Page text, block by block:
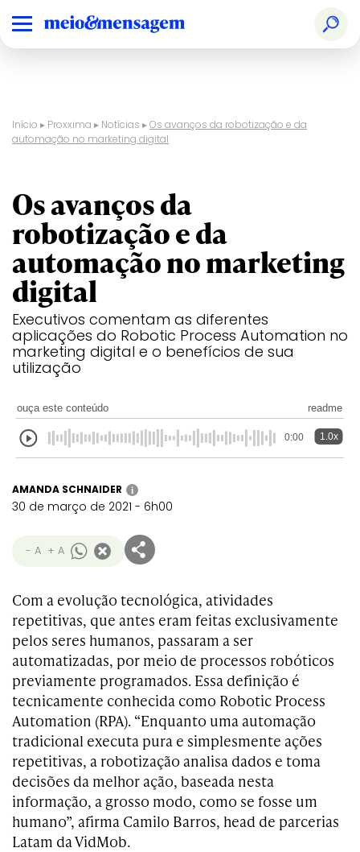
Início ▸ Proxxima ▸ Notícias ▸Os avanços da robotização e da
automação no marketing digital
Os avanços da
robotização e da
automação no marketing
digital
Executivos comentam as diferentes
aplicações do Robotic Process Automation no
marketing digital e o benefícios de sua
utilização
ouça este conteúdo readme
0:00 1.0x
AMANDA SCHNAIDER i
30 de março de 2021 - 6h00
- A + A
Com a evolução tecnológica, atividades
repetitivas, que antes eram feitas exclusivamente
pelos seres humanos, passaram a ser
automatizadas, por meio de processos robóticos
previamente programados. Essa definição é
tecnicamente conhecida como Robotic Process
Automation (RPA). “Enquanto uma automação
tradicional executa pura e simplesmente ações
repetitivas, a robotização analisa dados e toma
decisões da melhor ação, baseada nesta
informação, a grosso modo, como se fosse um
humano”, afirma Camilo Barros, head de parcerias
Latam da VidMob.